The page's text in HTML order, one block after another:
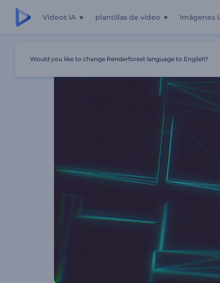
Videos IA plantillas de video Imágenes
Would you like to change Renderforest language to English?